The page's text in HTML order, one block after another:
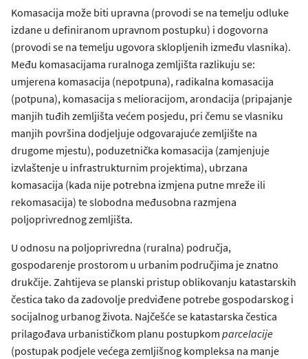
Komasacija može biti upravna (provodi se na temelju odluke
izdane u definiranom upravnom postupku) i dogovorna
(provodi se na temelju ugovora sklopljenih između vlasnika).
Među komasacijama ruralnoga zemljišta razlikuju se:
umjerena komasacija (nepotpuna), radikalna komasacija
(potpuna), komasacija s melioracijom, arondacija (pripajanje
manjih tuđih zemljišta većem posjedu, pri čemu se vlasniku
manjih površina dodjeljuje odgovarajuće zemljište na
drugome mjestu), poduzetnička komasacija (zamjenjuje
izvlaštenje u infrastrukturnim projektima), ubrzana
komasacija (kada nije potrebna izmjena putne mreže ili
rekomasacija) te slobodna međusobna razmjena
poljoprivrednog zemljišta.
U odnosu na poljoprivredna (ruralna) područja,
gospodarenje prostorom u urbanim područjima je znatno
drukčije. Zahtijeva se planski pristup oblikovanju katastarskih
čestica tako da zadovolje predviđene potrebe gospodarskog i
socijalnog urbanog života. Najčešće se katastarska čestica
prilagođava urbanističkom planu postupkom parcelacije
(postupak podjele većega zemljišnog kompleksa na manje